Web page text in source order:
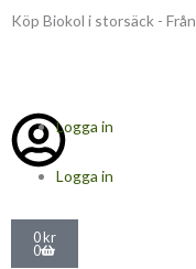
Hoppa
Köp Biokol i storsäck -
Logga in
Logga in
0kr
0
Varukorg